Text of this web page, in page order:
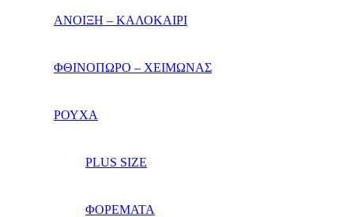
ΑΝΟΙΞΗ – ΚΑΛΟΚΑΙΡΙ
ΦΘΙΝΟΠΩΡΟ – ΧΕΙΜΩΝΑΣ
ΡΟΥΧΑ
PLUS SIZE
ΦΟΡΕΜΑΤΑ